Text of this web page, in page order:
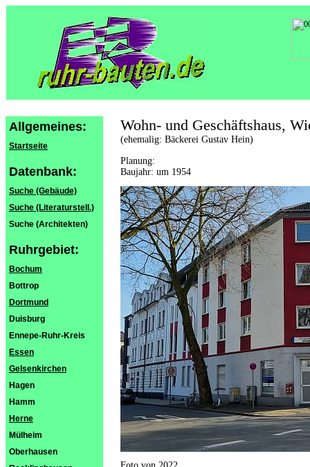
Allgemeines:
Startseite
Datenbank:
Suche (Gebäude)
Suche (Literaturstell.)
Suche (Architekten)
Ruhrgebiet:
Bochum
Bottrop
Dortmund
Duisburg
Ennepe-Ruhr-Kreis
Essen
Gelsenkirchen
Hagen
Hamm
Herne
Mülheim
Oberhausen
Wohn- und Geschäftshaus,
(ehemalig: Bäckerei Gustav Hein)
Planung:
Baujahr: um 1954